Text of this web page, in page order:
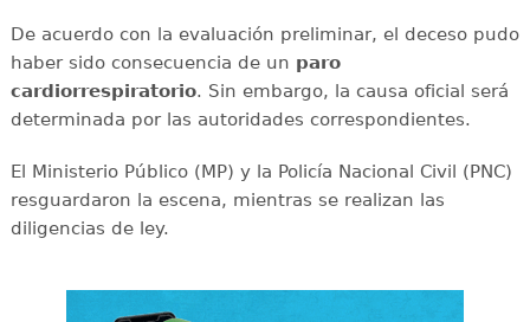
De acuerdo con la evaluación preliminar, el deceso pudo
haber sido consecuencia de un paro
cardiorrespiratorio. Sin embargo, la causa oficial será
determinada por las autoridades correspondientes.
El Ministerio Público (MP) y la Policía Nacional Civil (PNC)
resguardaron la escena, mientras se realizan las
diligencias de ley.